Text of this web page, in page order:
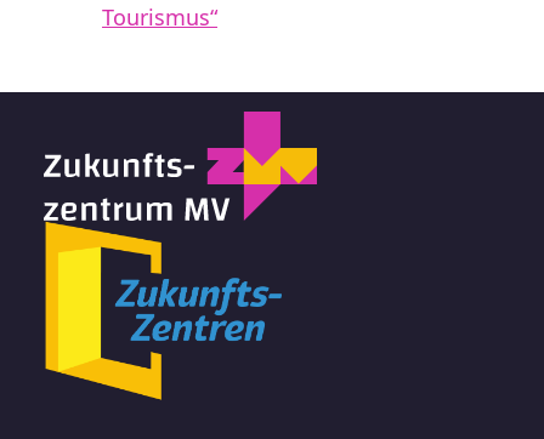
Tourismus“